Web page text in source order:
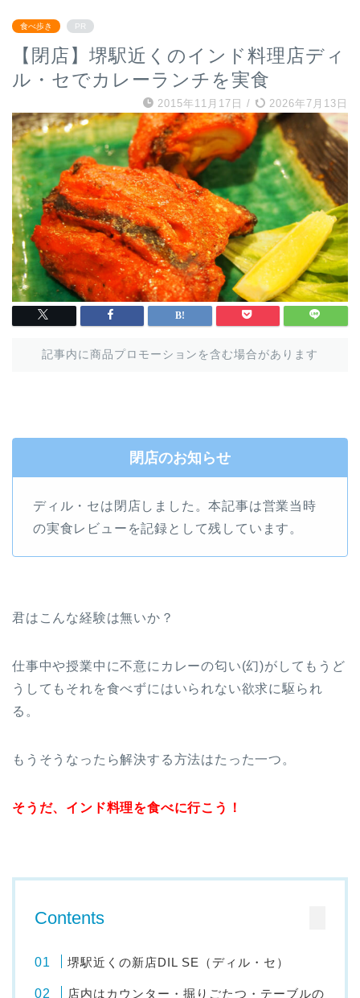
食べ歩き PR
【閉店】堺駅近くのインド料理店ディ
ル・セでカレーランチを実食
2015年11月17日 / 2026年7月13日
記事内に商品プロモーションを含む場合があります
閉店のお知らせ
ディル・セは閉店しました。本記事は営業当時
の実食レビューを記録として残しています。
君はこんな経験は無いか？
仕事中や授業中に不意にカレーの匂い(幻)がしてもうど
うしてもそれを食べずにはいられない欲求に駆られ
る。
もうそうなったら解決する方法はたった一つ。
そうだ、インド料理を食べに行こう！
Contents
堺駅近くの新店DIL SE（ディル・セ）
店内はカウンター・掘りごたつ・テーブルの